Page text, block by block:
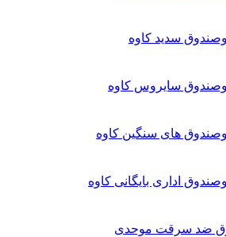
سدید کاوه
سایروس کاوه
های سنگین کاوه
اداری بایگانی کاوه
ضد سرقت موحدی